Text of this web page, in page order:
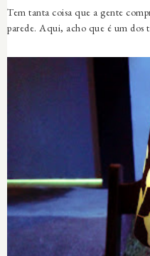
Tem tanta coisa que a gente
parede. Aqui, acho que é um dos